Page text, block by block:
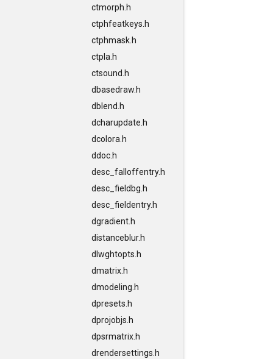
ctmorph.h
ctphfeatkeys.h
ctphmask.h
ctpla.h
ctsound.h
dbasedraw.h
dblend.h
dcharupdate.h
dcolora.h
ddoc.h
desc_falloffentry.h
desc_fieldbg.h
desc_fieldentry.h
dgradient.h
distanceblur.h
dlwghtopts.h
dmatrix.h
dmodeling.h
dpresets.h
dprojobjs.h
dpsrmatrix.h
drendersettings.h